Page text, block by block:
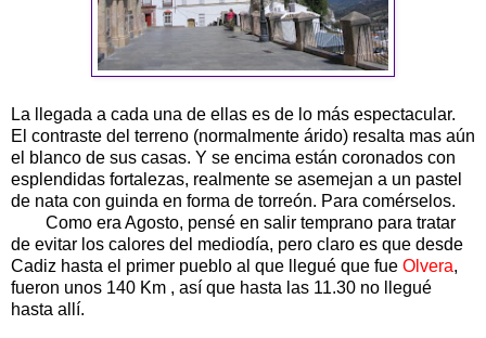
La llegada a cada una de ellas es de lo más espectacular.
El contraste del terreno (normalmente árido) resalta mas aún
el blanco de sus casas. Y se encima están coronados con
esplendidas fortalezas, realmente se asemejan a un pastel
de nata con guinda en forma de torreón. Para comérselos.
Como era Agosto, pensé en salir temprano para tratar
de evitar los calores del mediodía, pero claro es que desde
Cadiz hasta el primer pueblo al que llegué que fue Olvera,
fueron unos 140 Km , así que hasta las 11.30 no llegué
hasta allí.